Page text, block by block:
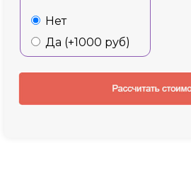
Нет
Да (+1000 руб)